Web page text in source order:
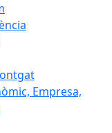
Empresa,